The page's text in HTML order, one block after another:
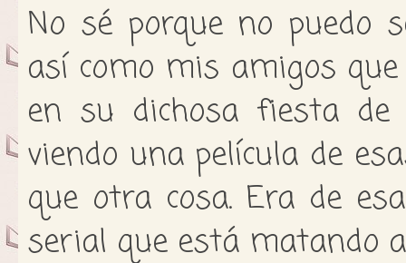
No sé porque no puedo
así como mis amigos
en su dichosa fiesta
viendo una película de
que otra cosa. Era de
serial que está matando